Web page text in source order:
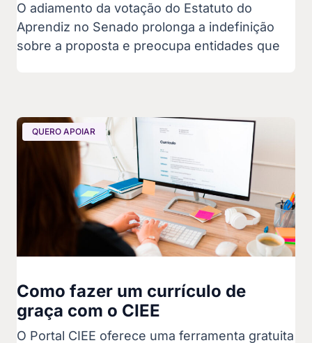
O adiamento da votação do Estatuto do
Aprendiz no Senado prolonga a indefinição
sobre a proposta e preocupa entidades que
QUERO APOIAR
Como fazer um currículo de
graça com o CIEE
O Portal CIEE oferece uma ferramenta gratuita